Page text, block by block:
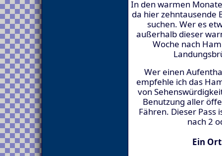
In den warmen
da hier zehntausende
suchen. Wer es
außerhalb dieser
Woche nach
Wer einen
empfehle ich das
von
Benutzung aller
Fähren. Dieser Pass
nach 2
Ein